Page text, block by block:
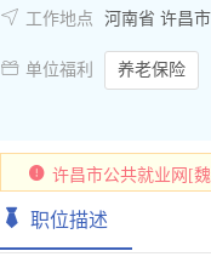
 工作地点 河南省 许昌
 单位福利 养老保险
许昌市公共就业网[
职位描述